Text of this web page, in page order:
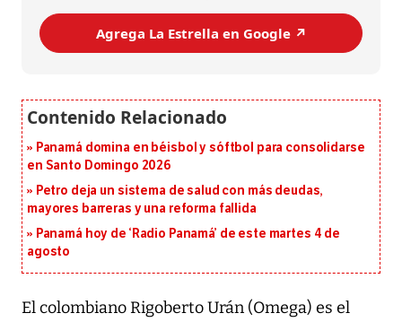
Agrega La Estrella en Google ↗️
Panamá domina en béisbol y sóftbol para consolidarse
en Santo Domingo 2026
Petro deja un sistema de salud con más deudas,
mayores barreras y una reforma fallida
Panamá hoy de ‘Radio Panamá’ de este martes 4 de
agosto
El colombiano Rigoberto Urán (Omega) es el